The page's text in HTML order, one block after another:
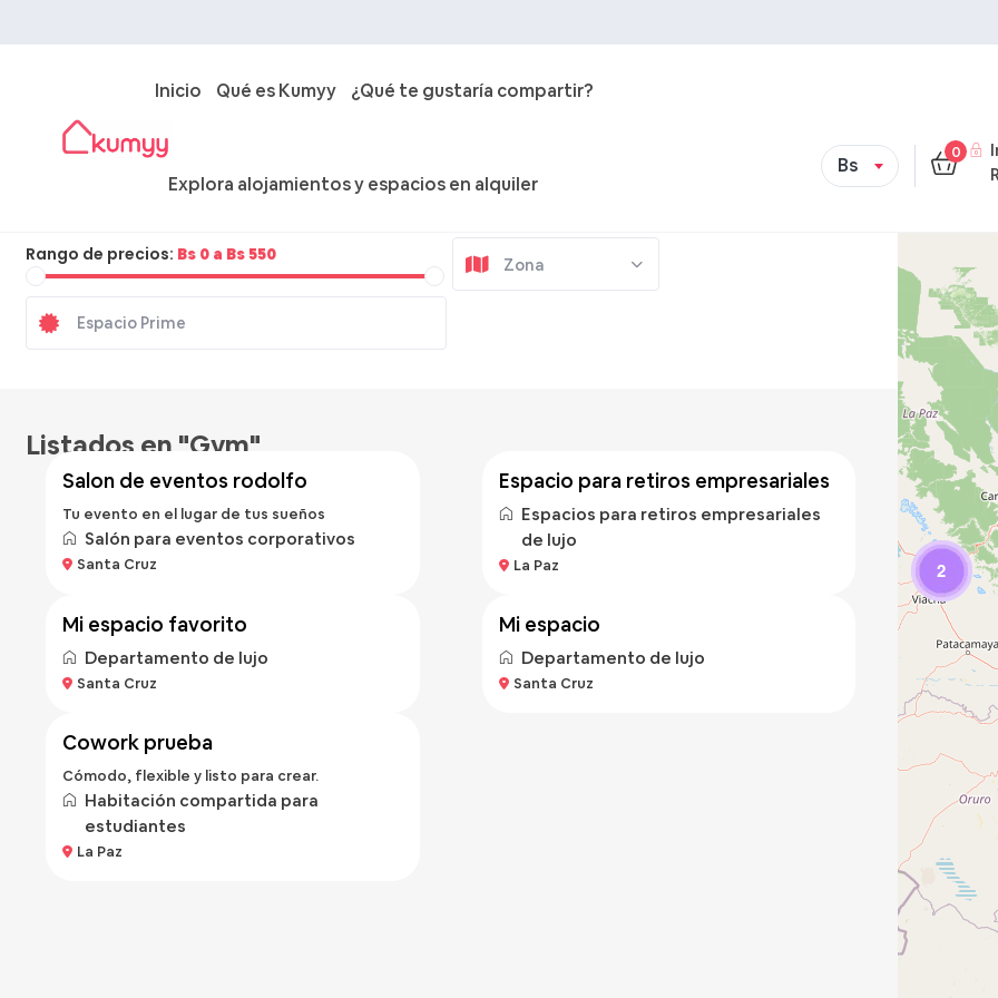
Bs
0
Inicio Qué es Kumyy ¿Qué te gustaría compartir?
Explora alojamientos y espacios en alquiler
2
Rango de precios: Bs 0 a Bs 550
Zona
Listados en "Gym"
salon de eventos rodolfo
Tu evento en el lugar de tus sueños
Salón para eventos corporativos
Santa Cruz
espacio para retiros empresariales
Espacios para retiros empresariales
de lujo
La Paz
Bs 400/noche
mi espacio favorito
Departamento de lujo
Santa Cruz
Bs 400
mi espacio
Departamento de lujo
Santa Cruz
Bs 100/hora
cowork prueba
Cómodo, flexible y listo para crear.
Habitación compartida para
estudiantes
La Paz